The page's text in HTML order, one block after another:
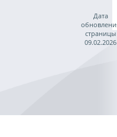
Дата
страницы
09.02.2026